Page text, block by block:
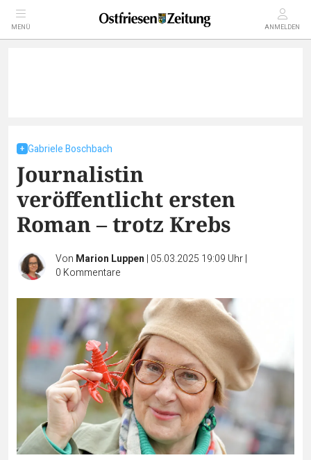
MENÜ ANMELDEN
Gabriele Boschbach
Journalistin
veröffentlicht ersten
Roman – trotz Krebs
Von Marion Luppen | 05.03.2025 19:09 Uhr|
0 Kommentare